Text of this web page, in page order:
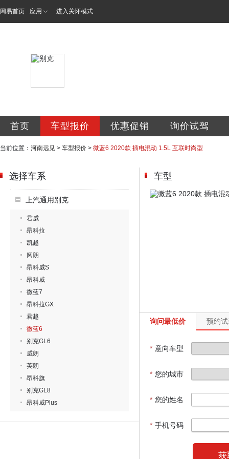
网易首页 应用 进入关怀模式
首页 车型报价 优惠促销 询价试驾
当前位置： 河南远见 > 车型报价 > 微蓝6 2020款 插电混动 1.5L 互联时尚型
选择车系
上汽通用别克
君威
昂科拉
凯越
阅朗
昂科威S
昂科威
微蓝7
昂科拉GX
君越
微蓝6
别克GL6
威朗
英朗
昂科旗
别克GL8
昂科威Plus
车型
询问最低价 预约
* 意向车型
* 您的城市
* 您的姓名
* 手机号码
获